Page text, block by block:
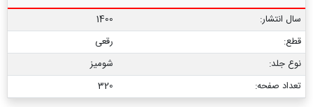
سال انتشار:
1400
قطع:
رقعی
نوع جلد:
شومیز
تعداد صفحه:
320